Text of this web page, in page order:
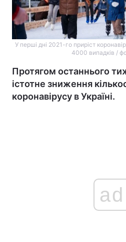
У перші дні 2021-го приріст
4000 випадків /
Протягом останнього
істотне зниження
коронавірусу в Україні.
ad